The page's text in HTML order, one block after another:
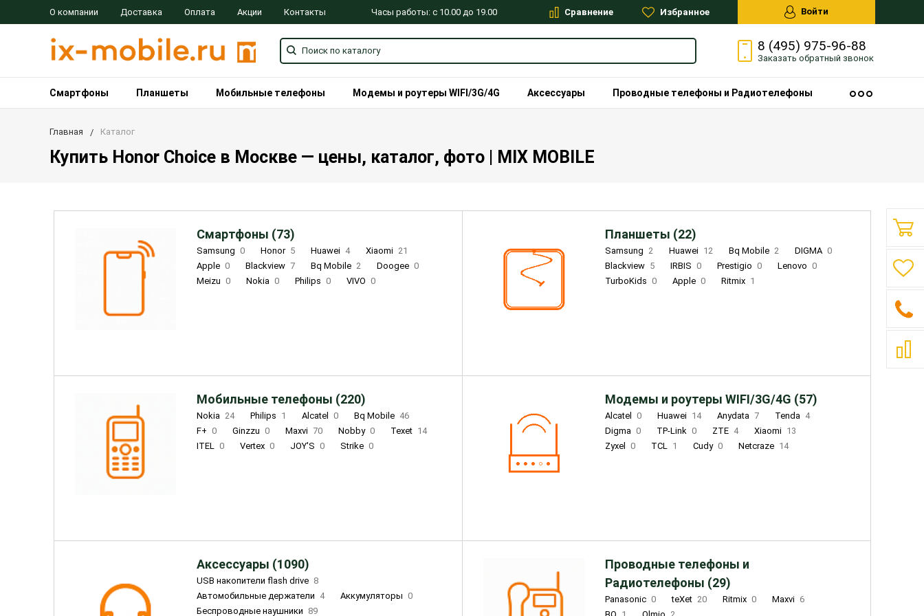
О компании Доставка Оплата Акции Контакты Часы работы: с 10.00 до 19.00 Сравнение Избранное Войти
8 (495) 975-96-88
Заказать обратный звонок
Смартфоны Планшеты Мобильные телефоны Модемы и роутеры WIFI/3G/4G Аксессуары Проводные телефоны и Радиотелефоны
Главная Каталог
Купить Honor Choice в Москве — цены, каталог, фото | MIX MOBILE
Смартфоны (73)
Samsung 0 Honor 5 Huawei 4 Xiaomi 21
Apple 0 Blackview 7 Bq Mobile 2 Doogee 0
Meizu 0 Nokia 0 Philips 0 VIVO 0
Планшеты (22)
Samsung 2 Huawei 12 Bq Mobile 2 DIGMA 0
Blackview 5 IRBIS 0 Prestigio 0 Lenovo 0
TurboKids 0 Apple 0 Ritmix 1
Мобильные телефоны (220)
Nokia 24 Philips 1 Alcatel 0 Bq Mobile 46
F+ 0 Ginzzu 0 Maxvi 70 Nobby 0 Texet 14
ITEL 0 Vertex 0 JOY'S 0 Strike 0
Модемы и роутеры WIFI/3G/4G (57)
Alcatel 0 Huawei 14 Anydata 7 Tenda 4
Digma 0 TP-Link 0 ZTE 4 Xiaomi 13
Zyxel
0 TCL 1 Cudy 0 Netcraze 14
Аксессуары (1090)
USB накопители flash drive 8
Автомобильные держатели 4 Аккумуляторы 0
Беспроводные наушники 89
Проводные телефоны и
Радиотелефоны (29)
Panasonic 0 teXet 20 Ritmix 0 Maxvi 6